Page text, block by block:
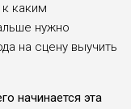
каким
нужно
на сцену выучить
начинается эта